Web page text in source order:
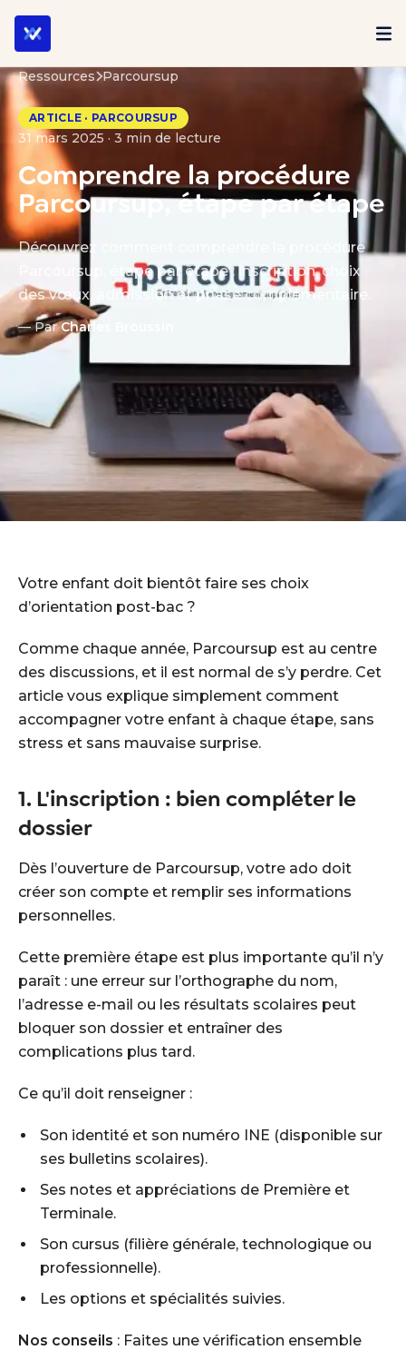
Ressources Parcoursup
ARTICLE · PARCOURSUP
31 mars 2025 · 3 min de lecture
Comprendre la procédure
Parcoursup, étape par étape
Découvrez comment comprendre la procédure
Parcoursup, étape par étape : inscription, choix
des vœux, admission et phase complémentaire.
— ParCharles Broussin
Votre enfant doit bientôt faire ses choix
d’orientation post-bac ?
Comme chaque année, Parcoursup est au centre
des discussions, et il est normal de s’y perdre. Cet
article vous explique simplement comment
accompagner votre enfant à chaque étape, sans
stress et sans mauvaise surprise.
1. L'inscription : bien compléter le
dossier
Dès l’ouverture de Parcoursup, votre ado doit
créer son compte et remplir ses informations
personnelles.
Cette première étape est plus importante qu’il n’y
paraît : une erreur sur l’orthographe du nom,
l’adresse e-mail ou les résultats scolaires peut
bloquer son dossier et entraîner des
complications plus tard.
Ce qu’il doit renseigner :
Son identité et son numéro INE (disponible sur
ses bulletins scolaires).
Ses notes et appréciations de Première et
Terminale.
Son cursus (filière générale, technologique ou
professionnelle).
Les options et spécialités suivies.
Nos conseils : Faites une vérification ensemble